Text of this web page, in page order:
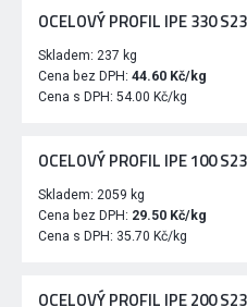
OCELOVÝ PROFIL IPE 330
Skladem: 237 kg
Cena bez DPH: 44.60 Kč/kg
Cena s DPH: 54.00 Kč/kg
OCELOVÝ PROFIL IPE 100
Skladem: 2059 kg
Cena bez DPH: 29.50 Kč/kg
Cena s DPH: 35.70 Kč/kg
OCELOVÝ PROFIL IPE 200